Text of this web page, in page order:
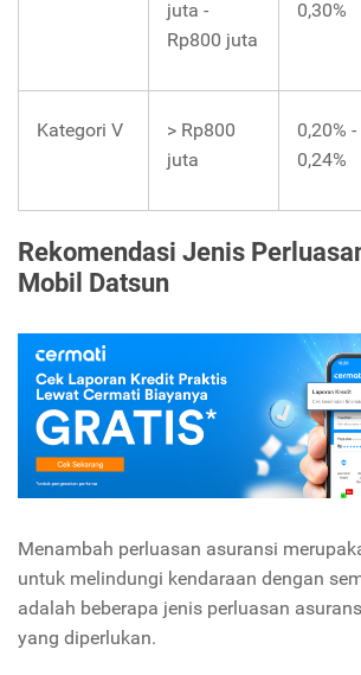
juta -
Rp800 juta
0,30%
Kategori V
> Rp800
juta
0,20% -
0,24%
Rekomendasi Jenis
Mobil Datsun
Menambah perluasan asuransi
untuk melindungi kendaraan dengan
adalah beberapa jenis perluasan
yang diperlukan.